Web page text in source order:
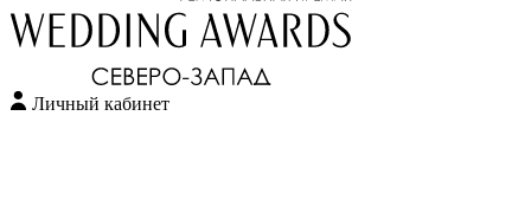
содержимому
Личный кабинет